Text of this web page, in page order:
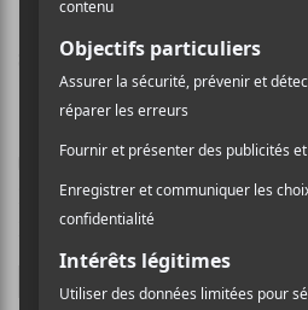
Site Web
Enregistrer mon nom, mon
le navigateur pour mon